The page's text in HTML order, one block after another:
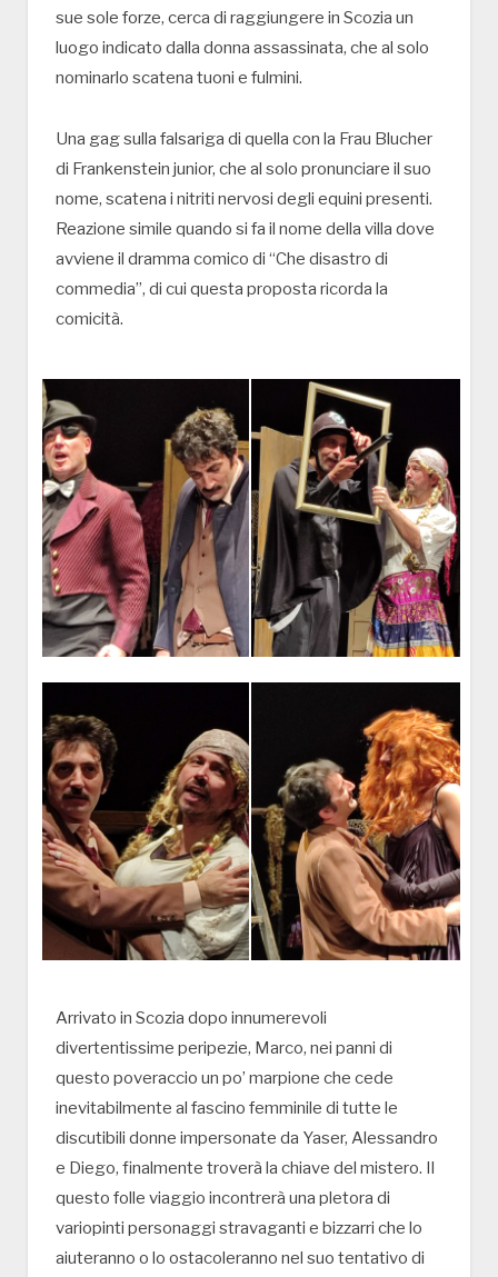
sue sole forze, cerca di raggiungere in Scozia un
luogo indicato dalla donna assassinata, che al solo
nominarlo scatena tuoni e fulmini.
Una gag sulla falsariga di quella con la Frau Blucher
di Frankenstein junior, che al solo pronunciare il suo
nome, scatena i nitriti nervosi degli equini presenti.
Reazione simile quando si fa il nome della villa dove
avviene il dramma comico di “Che disastro di
commedia”, di cui questa proposta ricorda la
comicità.
Arrivato in Scozia dopo innumerevoli
divertentissime peripezie, Marco, nei panni di
questo poveraccio un po’ marpione che cede
inevitabilmente al fascino femminile di tutte le
discutibili donne impersonate da Yaser, Alessandro
e Diego, finalmente troverà la chiave del mistero. Il
questo folle viaggio incontrerà una pletora di
variopinti personaggi stravaganti e bizzarri che lo
aiuteranno o lo ostacoleranno nel suo tentativo di